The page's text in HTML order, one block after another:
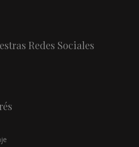
Redes Sociales